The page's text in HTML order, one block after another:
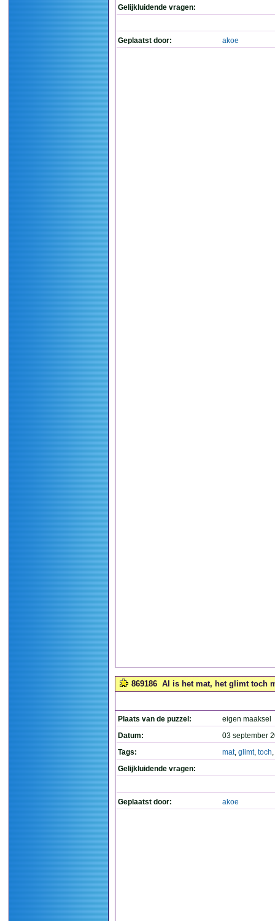
Gelijkluidende vragen:
Geplaatst door: akoe
869186 Al is het mat, het glimt toch
Plaats van de puzzel:
eigen maaksel
Datum:
03 september
Tags:
mat, glimt, toch,
Gelijkluidende vragen:
Geplaatst door: akoe